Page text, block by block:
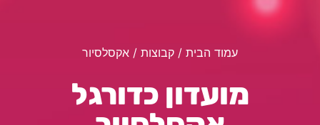
עמוד הבית / קבוצות / אקסלסיור
מועדון כדורגל